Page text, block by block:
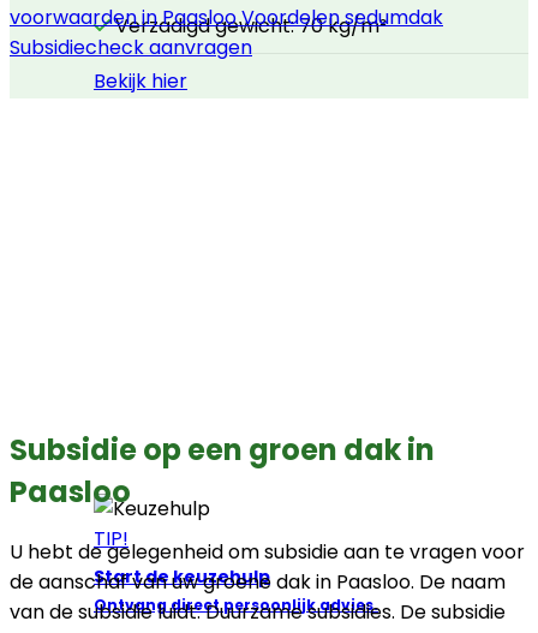
Verzadigd gewicht: 70 kg/m²
Bekijk hier
TIP!
Start de keuzehulp
Ontvang direct persoonlijk advies.
voorwaarden in PaaslooVoordelen sedumdak
Subsidiecheck aanvragen
Subsidie op een groen dak in
Paasloo
U hebt de gelegenheid om subsidie aan te vragen voor
de aanschaf van uw groene dak in Paasloo. De naam
van de subsidie luidt: Duurzame subsidies. De subsidie